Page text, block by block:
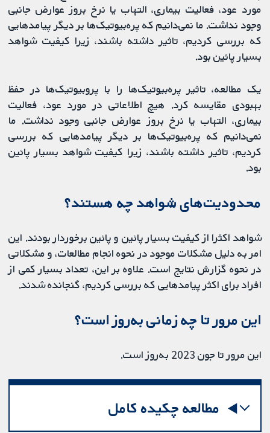
مورد عود، فعالیت بیماری، التهاب یا نرخ بروز عوارض جانبی
وجود نداشت. ما نمی‌دانیم که پره‌بیوتیک‌ها بر دیگر پیامدهایی
که بررسی کردیم، تاثیر داشته باشند، زیرا کیفیت شواهد
بسیار پائین بود.
یک مطالعه، تاثیر پره‌بیوتیک‌ها را با پروبیوتیک‏‌ها در حفظ
بهبودی مقایسه کرد. هیچ اطلاعاتی در مورد عود، فعالیت
بیماری، التهاب یا نرخ بروز عوارض جانبی وجود نداشت. ما
نمی‌دانیم که پره‌بیوتیک‌ها بر دیگر پیامدهایی که بررسی
کردیم، تاثیر داشته باشند، زیرا کیفیت شواهد بسیار پائین
بود.
محدودیت‌های شواهد چه هستند؟
شواهد اکثرا از کیفیت بسیار پائین و پائین برخوردار بودند. این
امر به دلیل مشکلات موجود در نحوه انجام مطالعات، و مشکلاتی
در نحوه گزارش نتایج است. علاوه بر این، تعداد بسیار کمی از
افراد برای اکثر پیامدهایی که بررسی کردیم، گنجانده شدند.
این مرور تا چه زمانی به‌روز است؟
این مرور تا جون 2023 به‌روز است.
مطالعه چکیده کامل